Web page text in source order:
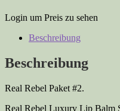
Login um Preis zu sehen
Beschreibung
Beschreibung
Real Rebel Paket #2.
Real Rebel Luxury Lip Balm